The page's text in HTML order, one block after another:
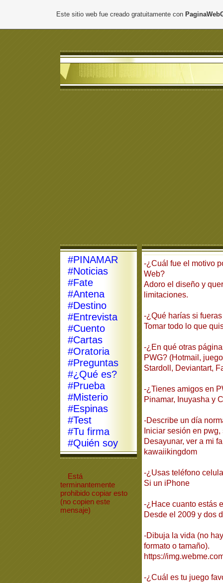
#PINAMAR
#Noticias
#Fate
#Antena
#Destino
#Entrevista
#Cuento
#Cartas
#Oratoria
#Preguntas
#¿Qué es?
#Prueba
#Misterio
#Espinas
#Test
#Tu firma
#Quién soy
Está
terminantemente
prohibido copiar esto
(no copien este
mensaje)
-¿Cuál fue el motivo
Web?
Adoro el diseño y
limitaciones.
-¿Qué harías si
Tomar todo lo que
-¿En qué otras
PWG? (Hotmail,
Stardoll, Deviantart,
-¿Tienes amigos en
Pinamar, Inuyasha y
-Describe un día
Iniciar sesión en
Desayunar, ver a mi
kawaiikingdom
-¿Usas teléfono
Si un iPhone
-¿Hace cuanto estás
Desde el 2009 y dos
-Dibuja la vida (no
formato o tamaño).
https://
-¿Cuál es tu juego
Este sitio web fue creado gratuitamente con